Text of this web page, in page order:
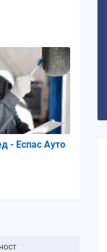
- Еспас Ауто